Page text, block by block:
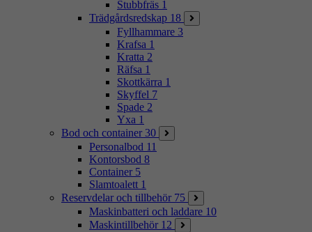
Stubbfräs 1
Trädgårdsredskap 18
Fyllhammare 3
Krafsa 1
Kratta 2
Räfsa 1
Skottkärra 1
Skyffel 7
Spade 2
Yxa 1
Bod och container 30
Personalbod 11
Kontorsbod 8
Container 5
Slamtoalett 1
Reservdelar och tillbehör 75
Maskinbatteri och laddare 10
Maskintillbehör 12